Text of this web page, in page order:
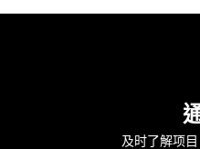
及时了解项